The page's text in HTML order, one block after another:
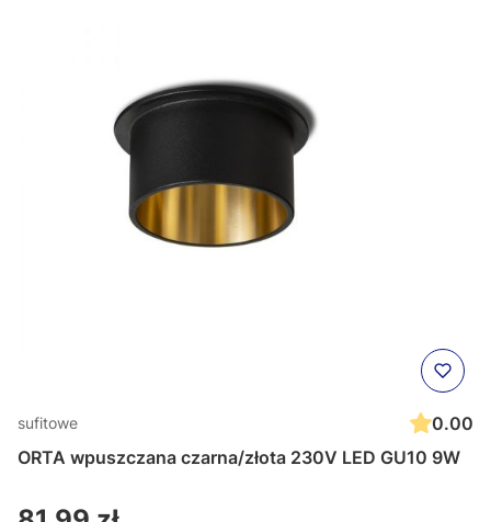
sufitowe
0.00
ORTA wpuszczana czarna/złota 230V LED GU10 9W
Cena